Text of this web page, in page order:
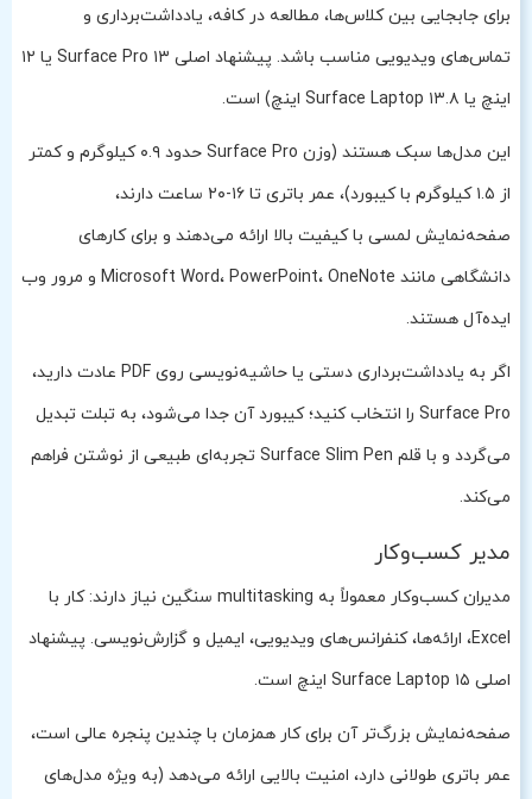
برای جابجایی بین کلاس‌ها، مطالعه در کافه، یادداشت‌برداری و
تماس‌های ویدیویی مناسب باشد. پیشنهاد اصلی Surface Pro ۱۳ یا ۱۲
اینچ یا Surface Laptop ۱۳.۸ اینچ) است.
این مدل‌ها سبک هستند (وزن Surface Pro حدود ۰.۹ کیلوگرم و کمتر
از ۱.۵ کیلوگرم با کیبورد)، عمر باتری تا ۱۶-۲۰ ساعت دارند،
صفحه‌نمایش لمسی با کیفیت بالا ارائه می‌دهند و برای کارهای
دانشگاهی مانند Microsoft Word، PowerPoint، OneNote و مرور وب
ایده‌آل هستند.
اگر به یادداشت‌برداری دستی یا حاشیه‌نویسی روی PDF عادت دارید،
Surface Pro را انتخاب کنید؛ کیبورد آن جدا می‌شود، به تبلت تبدیل
می‌گردد و با قلم Surface Slim Pen تجربه‌ای طبیعی از نوشتن فراهم
می‌کند.
مدیر کسب‌وکار
مدیران کسب‌وکار معمولاً به multitasking سنگین نیاز دارند: کار با
Excel، ارائه‌ها، کنفرانس‌های ویدیویی، ایمیل و گزارش‌نویسی. پیشنهاد
اصلی Surface Laptop ۱۵ اینچ است.
صفحه‌نمایش بزرگ‌تر آن برای کار همزمان با چندین پنجره عالی است،
عمر باتری طولانی دارد، امنیت بالایی ارائه می‌دهد (به ویژه مدل‌های